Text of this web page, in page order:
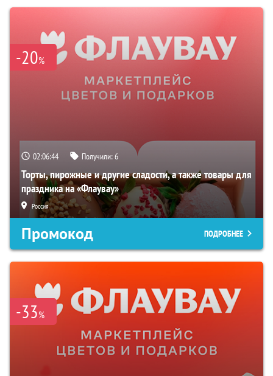
-20%
02:06:43 Получили:6
Торты, пирожные и другие сладости, а также товары для
праздника на «Флаувау»
Россия
Промокод ПОДРОБНЕЕ
-33%